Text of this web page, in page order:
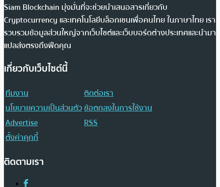
Siam Blockchain มุ่งมั่นที่จะช่วยนำเสนอสารเกี่ยวกับ
Cryptocurrency และเทคโนโลยีบล็อกเชนเพื่อคนไทย ในภาษาไทย เรา
รวบรวมข้อมูลส่วนใหญ่จากเว็บไซต์และเว็บบอร์ดต่างประเทศและนำมา
แปลส่งตรงถึงฟีดคุณ
เกี่ยวกับเว็บไซต์นี้
ทีมงาน
ติดต่อเรา
นโยบายความเป็นส่วนตัวข้อตกลงในการใช้งาน
Advertise
RSS
ตั้งค่าคุกกี้
ติดตามเรา